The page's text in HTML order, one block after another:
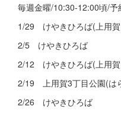
毎週金曜/10:30-12:00頃/予
1/29 けやきひろば(上用
2/5 けやきひろば
2/12 けやきひろば(上用
2/19 上用賀3丁目公園(は
2/26 けやきひろば